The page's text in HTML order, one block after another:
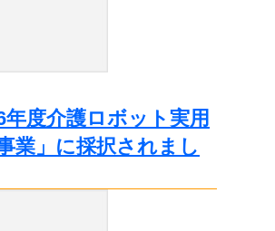
年度介護ロボット実用
業」に採択されまし